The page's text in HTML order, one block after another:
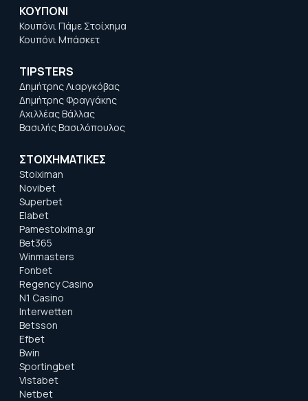
ΚΟΥΠΟΝΙ
Κουπόνι Πάμε Στοίχημα
Κουπόνι Μπάσκετ
TIPSTERS
Δημήτρης Λιαργκόβας
Δημήτρης Φραγγάκης
Αχιλλέας Βάλλας
Βασιλής Βασιλόπουλος
ΣΤΟΙΧΗΜΑΤΙΚΕΣ
Stoiximan
Novibet
Superbet
Elabet
Pamestoixima.gr
Bet365
Winmasters
Fonbet
Regency Casino
N1 Casino
Interwetten
Betsson
Efbet
Bwin
Sportingbet
Vistabet
Netbet